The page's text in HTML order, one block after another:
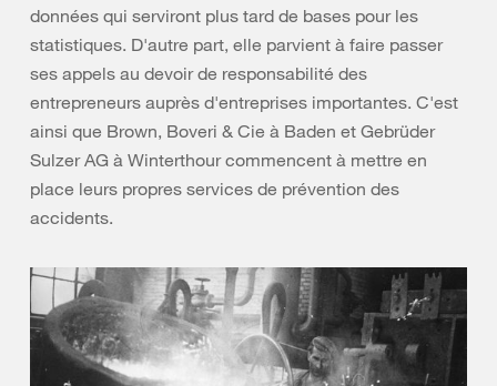
données qui serviront plus tard de bases pour les
statistiques. D'autre part, elle parvient à faire passer
ses appels au devoir de responsabilité des
entrepreneurs auprès d'entreprises importantes. C'est
ainsi que Brown, Boveri & Cie à Baden et Gebrüder
Sulzer AG à Winterthour commencent à mettre en
place leurs propres services de prévention des
accidents.